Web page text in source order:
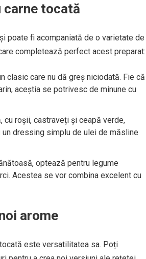
carne tocată
poate fi acompaniată de o varietate de
completează perfect acest preparat:
clasic care nu dă greș niciodată. Fie că
aceștia se potrivesc de minune cu
cu roșii, castraveți și ceapă verde,
dressing simplu de ulei de măsline
optează pentru legume
Acestea se vor combina excelent cu
arome
este versatilitatea sa. Poți